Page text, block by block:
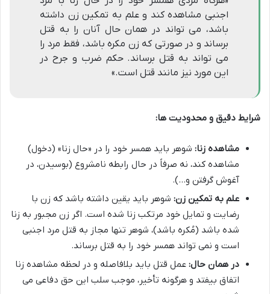
اجنبی مشاهده کند و علم به تمکین زن داشته
باشد، می تواند در همان حال آنان را به قتل
برساند و در صورتی که زن مکره باشد، فقط مرد را
می تواند به قتل برساند. حکم ضرب و جرح در
این مورد نیز مانند قتل است.»
شرایط دقیق و محدودیت ها:
مشاهده زنا: شوهر باید همسر خود را در «حال زنا» (دخول)
مشاهده کند، نه صرفاً در حال رابطه نامشروع (بوسیدن، در
آغوش گرفتن و…).
علم به تمکین زن: شوهر باید یقین داشته باشد که زن با
رضایت و تمایل خود مرتکب زنا شده است. اگر زن مجبور به زنا
شده باشد (مُکره باشد)، شوهر تنها مجاز به قتل مرد اجنبی
است و نمی تواند همسر خود را به قتل برساند.
در همان حال: عمل قتل باید بلافاصله و در لحظه مشاهده زنا
اتفاق بیفتد و هرگونه تأخیر، موجب سلب این حق دفاعی می